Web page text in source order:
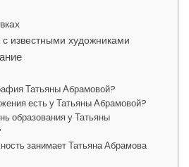
известными художниками
Татьяны Абрамовой?
есть у Татьяны Абрамовой?
образования у Татьяны
занимает Татьяна Абрамова